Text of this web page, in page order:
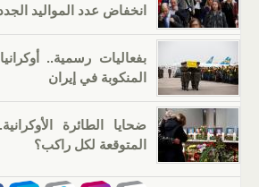
انخفاض عدد المواليد
بفعاليات رسمية..
المنكوبة في إيران
ضحايا الطائرة
المتوقعة لكل راكب؟